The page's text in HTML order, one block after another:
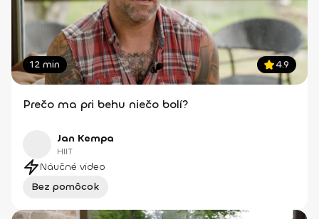
12 min 4.9
Prečo ma pri behu niečo bolí?
Jan Kempa
HIIT
Náučné video
Bez pomôcok